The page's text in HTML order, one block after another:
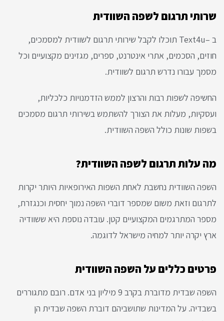
שרותי תרגום לשפה השוודית
ב –Text4u תוכלו לקבל שירותי תרגום לשוודית למסמכים,
חוזים, הסכמים, אתרי אינטרנט, ספרים, מגזינים מקצועיים וכל
מסמך עבורו נדרש תרגום לשוודית.
החשיפה לשפות רבות והרצון לממש הזדמנויות כלכליות,
ועסקיות, מעלות את הצורך להשתמש בשירותי תרגום מסמכים
בשפות שונות כולל השפה השוודית.
מה עלות תרגום לשפה השוודית?
השפה השוודית נחשבת לאחת השפות האירופאיות היותר יקרות
לתרגום וזאת משום שמספר דוברי השפה נמוך יחסית וכנגזרת,
מספר המתרגמים המקצועיים קטן. עובדה נוספת היא ששוודיה
ארץ יקרה יותר למחיה מישראל לדוגמה.
פרטים כללים על השפה השוודית
השפה שבדית מדוברת בקרב 9 מיליון בני אדם. רובם מתגוררים
בשבדיה. על המדינות שתושביהם דוברת השפה שבדית הן